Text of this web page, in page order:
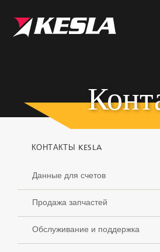
КОНТАКТЫ KESLA
Данные для счетов
Продажа запчастей
Обслуживание и поддержка